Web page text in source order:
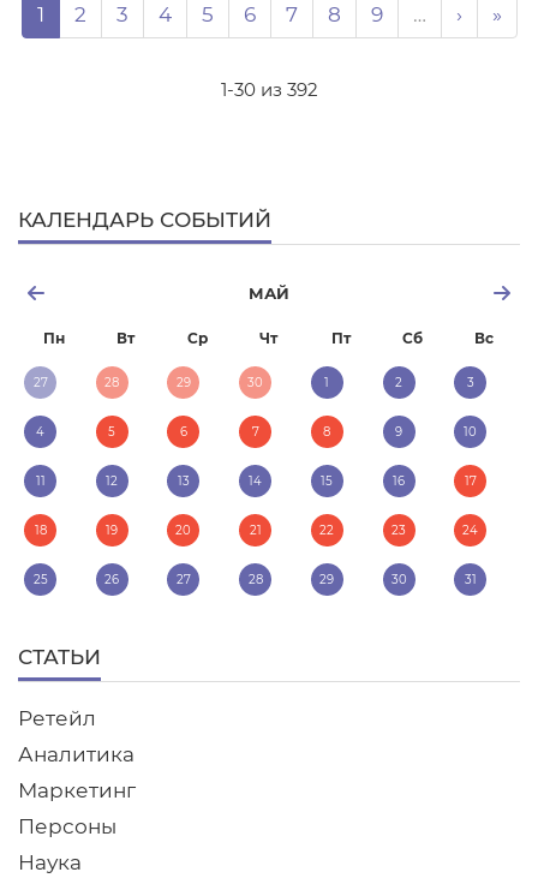
Page
1 Page
2 Page
3 Page
4 Page
5 Page
6 Page
7 Page
8 Page
9 … › »
1-30 из 392
КАЛЕНДАРЬ СОБЫТИЙ
МАЙ
Пн Вт Ср Чт Пт Сб Вс
27 28 29 30 1 2 3
4 5 6 7 8 9 10
11 12 13 14 15 16 17
18 19 20 21 22 23 24
25 26 27 28 29 30 31
СТАТЬИ
Ретейл
Аналитика
Маркетинг
Персоны
Наука